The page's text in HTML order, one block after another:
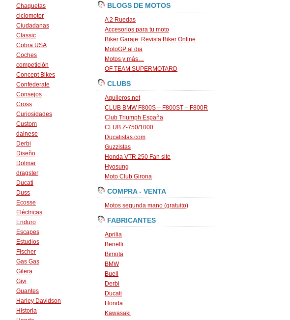
Chaquetas
ciclomotor
Ciudadanas
Classic
Cobra USA
Coches
competición
Concept Bikes
Confederate
Consejos
Cross
Curiosidades
Custom
dainese
Derbi
Diseño
Dolmar
dragster
Ducati
Duss
Ecosse
Eléctricas
Enduro
Escapes
Estudios
Fischer
Gas Gas
Gilera
Givi
Guantes
Harley Davidson
Historia
BLOGS DE MOTOS
A 2 Ruedas
Accesorios para tu moto
Biker Garaje: Revista Biker Online
MotoGP al dia
Motos y más…
OF TEAM SUPERMOTARD
CLUBS
Aquileros.net
CLUB BMW F800S – F800ST – F800R
Club Triumph España
CLUB Z-750/1000
Ducatistas.com
Guzzistas
Honda VTR 250 Fan site
Hyosung
Moto Club Girona
COMPRA - VENTA
Motos segunda mano (gratuito)
FABRICANTES
Aprilia
Benelli
Bimota
BMW
Buell
Derbi
Ducati
Honda
Kawasaki